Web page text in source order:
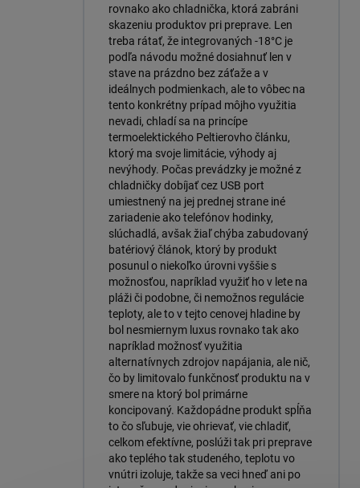
rovnako ako chladnička, ktorá zabráni
skazeniu produktov pri preprave. Len
treba rátať, že integrovaných -18°C je
podľa návodu možné dosiahnuť len v
stave na prázdno bez záťaže a v
ideálnych podmienkach, ale to vôbec na
tento konkrétny prípad môjho využitia
nevadi, chladí sa na princípe
termoelektického Peltierovho článku,
ktorý ma svoje limitácie, výhody aj
nevýhody. Počas prevádzky je možné z
chladničky dobíjať cez USB port
umiestnený na jej prednej strane iné
zariadenie ako telefónov hodinky,
slúchadlá, avšak žiaľ chýba zabudovaný
batériový článok, ktorý by produkt
posunul o niekoľko úrovni vyššie s
možnosťou, napríklad využiť ho v lete na
pláži či podobne, či nemožnos regulácie
teploty, ale to v tejto cenovej hladine by
bol nesmiernym luxus rovnako tak ako
napríklad možnosť využitia
alternatívnych zdrojov napájania, ale nič,
čo by limitovalo funkčnosť produktu na v
smere na ktorý bol primárne
koncipovaný. Každopádne produkt spĺňa
to čo sľubuje, vie ohrievať, vie chladiť,
celkom efektívne, poslúži tak pri preprave
ako teplého tak studeného, teplotu vo
vnútri izoluje, takže sa veci hneď ani po